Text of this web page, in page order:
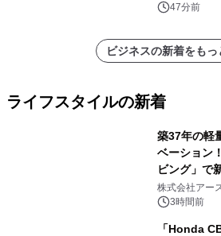
47分前
ビジネスの新着をもっ
ライフスタイルの新着
築37年の軽
ベーション
ビング」で
事例を株式
株式会社アー
3時間前
「Honda